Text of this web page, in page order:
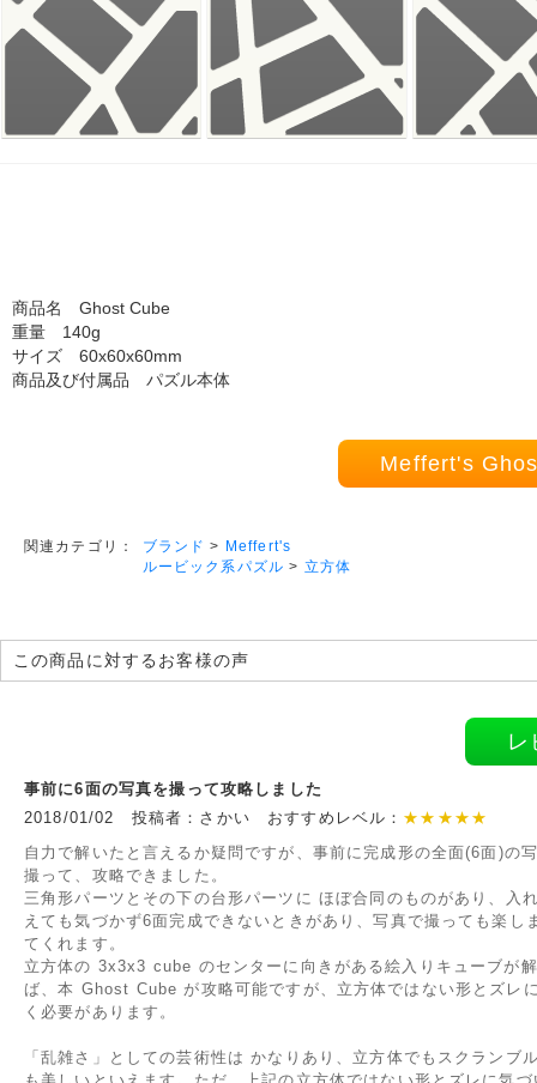
商品名 Ghost Cube
重量 140g
サイズ 60x60x60mm
商品及び付属品 パズル本体
Meffert's
関連カテゴリ： ブランド > Meffert's
ルービック系パズル > 立方体
この商品に対するお客様の声
レ
事前に6面の写真を撮って攻略しました
2018/01/02 投稿者：さかい おすすめレベル： ★★★★★
自力で解いたと言えるか疑問ですが、事前に完成形の全面(6面)の
撮って、攻略できました。
三角形パーツとその下の台形パーツに ほぼ合同のものがあり、入
えても気づかず6面完成できないときがあり、写真で撮っても楽し
てくれます。
立方体の 3x3x3 cube のセンターに向きがある絵入りキューブが
ば、本 Ghost Cube が攻略可能ですが、立方体ではない形とズレ
く必要があります。
「乱雑さ」としての芸術性は かなりあり、立方体でもスクランブ